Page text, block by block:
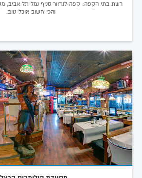
רשת בתי הקפה: קפה לנדוור סניף נמל תל אביב, מקום
והכי חשוב אוכל טוב.